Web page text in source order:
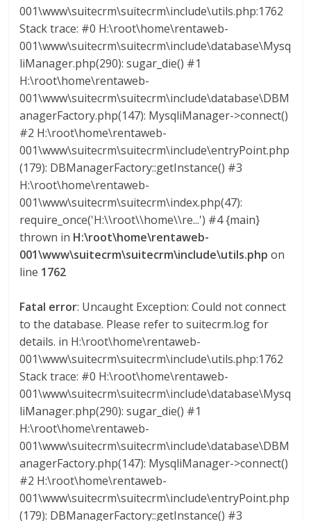
a
r
a
e
n
C
o
o
m
b
001\www\suitecrm\suitecrm\include\utils.php:1762
Stack trace: #0 H:\root\home\rentaweb-
001\www\suitecrm\suitecrm\include\database\Mysq
liManager.php(290): sugar_die() #1
H:\root\home\rentaweb-
001\www\suitecrm\suitecrm\include\database\DBM
anagerFactory.php(147): MysqliManager->connect()
#2 H:\root\home\rentaweb-
001\www\suitecrm\suitecrm\include\entryPoint.php
(179): DBManagerFactory::getInstance() #3
H:\root\home\rentaweb-
001\www\suitecrm\suitecrm\index.php(47):
require_once('H:\\root\\home\\re...') #4 {main}
thrown in H:\root\home\rentaweb-
001\www\suitecrm\suitecrm\include\utils.php on
line 1762
Fatal error: Uncaught Exception: Could not connect
to the database. Please refer to suitecrm.log for
details. in H:\root\home\rentaweb-
001\www\suitecrm\suitecrm\include\utils.php:1762
Stack trace: #0 H:\root\home\rentaweb-
001\www\suitecrm\suitecrm\include\database\Mysq
liManager.php(290): sugar_die() #1
H:\root\home\rentaweb-
001\www\suitecrm\suitecrm\include\database\DBM
anagerFactory.php(147): MysqliManager->connect()
#2 H:\root\home\rentaweb-
001\www\suitecrm\suitecrm\include\entryPoint.php
(179): DBManagerFactory::getInstance() #3